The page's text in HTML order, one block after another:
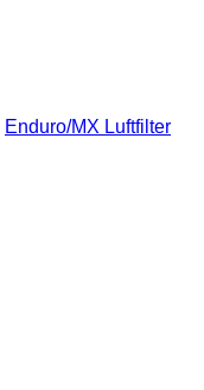
Enduro/MX Luftfilter